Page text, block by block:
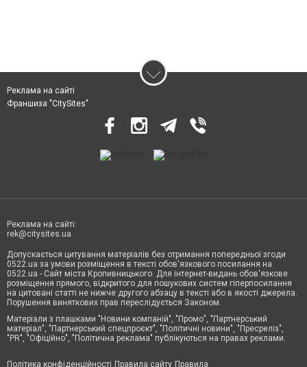
Реклама на сайті
Франшиза "CitySites"
Реклама на сайті:
rek@citysites.ua
Допускається цитування матеріалів без отримання попередньої згоди
0522.ua за умови розміщення в тексті обов'язкового посилання на
0522.ua - Сайт міста Кропивницького. Для інтернет-видань обов'язкове
розміщення прямого, відкритого для пошукових систем гіперпосилання
на цитовані статті не нижче другого абзацу в тексті або в якості джерела.
Порушення виняткових прав переслідується Законом.
Матеріали з плашками "Новини компаній", "Промо", "Партнерський
матеріал", "Партнерський спецпроєкт", "Політичні новини", "Пресреліз",
"PR", "Офіційно", "Політична реклама" публікуються на правах реклами.
Політика конфіденційності Правила сайту Правила